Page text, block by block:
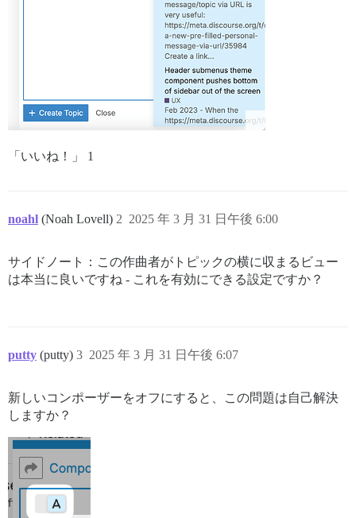
「いいね！」 1
noahl (Noah Lovell) 2025 年 3 月 31 日午後 6:00
2
サイドノート：この作曲者がトピックの横に収まるビュー
は本当に良いですね - これを有効にできる設定ですか？
putty (putty) 2025 年 3 月 31 日午後 6:07
3
新しいコンポーザーをオフにすると、この問題は自己解決
しますか？